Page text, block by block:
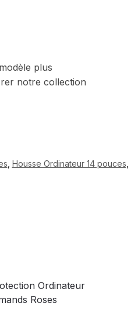
plus
notre collection
Housse Ordinateur 14 pouces